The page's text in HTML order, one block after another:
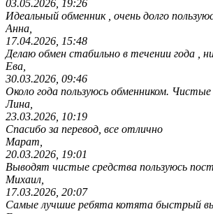
03.05.2026, 19:26
Идеальный обменник , очень долго
Анна,
17.04.2026, 15:48
Делаю обмен стабильно в течении года ,
Ева,
30.03.2026, 09:46
Около года пользуюсь обменником.
Лина,
23.03.2026, 10:19
Спасибо за перевод, все отлично
Марат,
20.03.2026, 19:01
Выводят чистые средства пользуюсь
Михаил,
17.03.2026, 20:07
Самые лучшие ребята котята быстрый